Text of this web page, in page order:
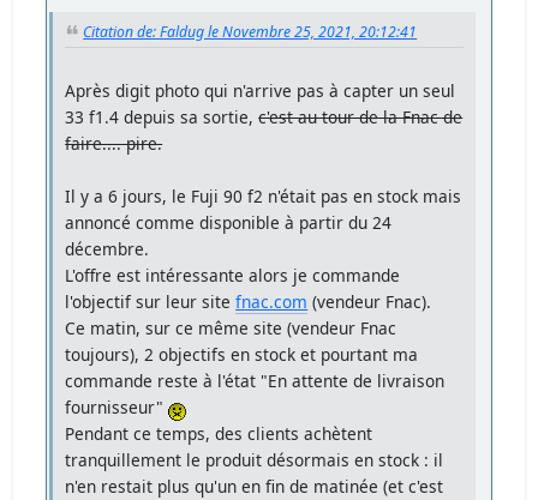
Citation de: Faldug le Novembre 25, 2021, 20:12:41
Après digit photo qui n'arrive pas à capter un seul
33 f1.4 depuis sa sortie,c'est au tour de la Fnac de
faire.... pire.
Il y a 6 jours, le Fuji 90 f2 n'était pas en stock mais
annoncé comme disponible à partir du 24
décembre.
L'offre est intéressante alors je commande
l'objectif sur leur sitefnac.com (vendeur Fnac).
Ce matin, sur ce même site (vendeur Fnac
toujours), 2 objectifs en stock et pourtant ma
commande reste à l'état "En attente de livraison
fournisseur"
Pendant ce temps, des clients achètent
tranquillement le produit désormais en stock : il
n'en restait plus qu'un en fin de matinée (et c'est